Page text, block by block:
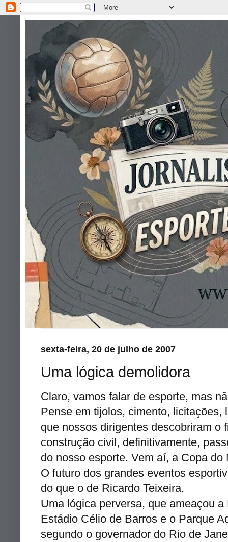
sexta-feira, 20 de julho de 2007
Uma lógica demolidora
Claro, vamos falar de esporte, mas
Pense em tijolos, cimento,
que nossos dirigentes descobriram o
construção civil, definitivamente,
do nosso esporte. Vem aí, a Copa
O futuro dos grandes eventos
do que o de Ricardo Teixeira.
Uma lógica perversa, que ameaçou
Estádio Célio de Barros e o Parque
segundo o governador do Rio de